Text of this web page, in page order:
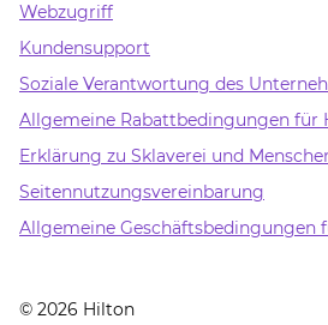
Webzugriff
Kundensupport
Soziale Verantwortung des
Allgemeine Rabattbedingungen für
Erklärung zu Sklaverei und
Seitennutzungsvereinbarung
Allgemeine Geschäftsbedingungen
© 2026 Hilton